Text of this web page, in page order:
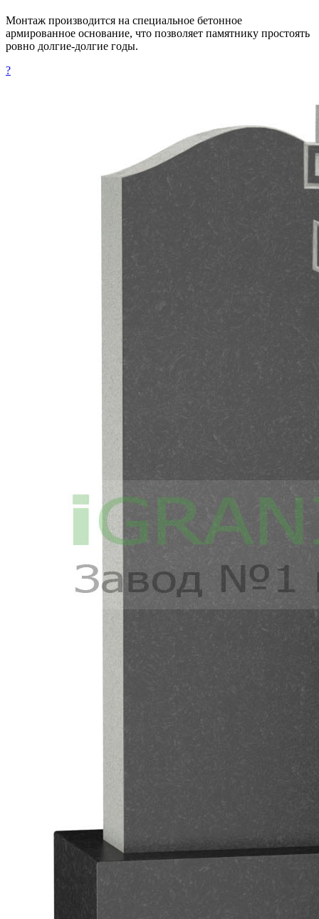
Монтаж производится на специальное бетонное
армированное основание, что позволяет памятнику простоять
ровно долгие-долгие годы.
?